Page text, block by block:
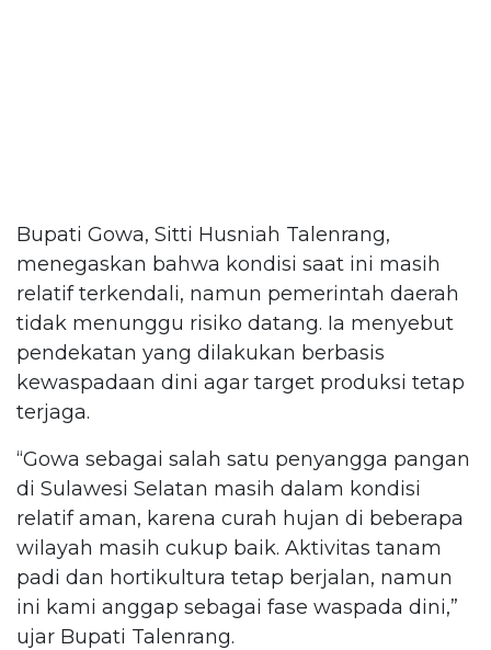
Bupati Gowa, Sitti Husniah Talenrang,
menegaskan bahwa kondisi saat ini masih
relatif terkendali, namun pemerintah daerah
tidak menunggu risiko datang. Ia menyebut
pendekatan yang dilakukan berbasis
kewaspadaan dini agar target produksi tetap
terjaga.
“Gowa sebagai salah satu penyangga pangan
di Sulawesi Selatan masih dalam kondisi
relatif aman, karena curah hujan di beberapa
wilayah masih cukup baik. Aktivitas tanam
padi dan hortikultura tetap berjalan, namun
ini kami anggap sebagai fase waspada dini,”
ujar Bupati Talenrang.